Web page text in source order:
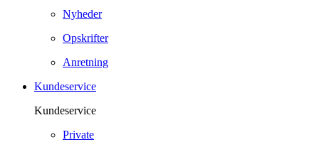
Nyheder
Opskrifter
Anretning
Kundeservice
Kundeservice
Private